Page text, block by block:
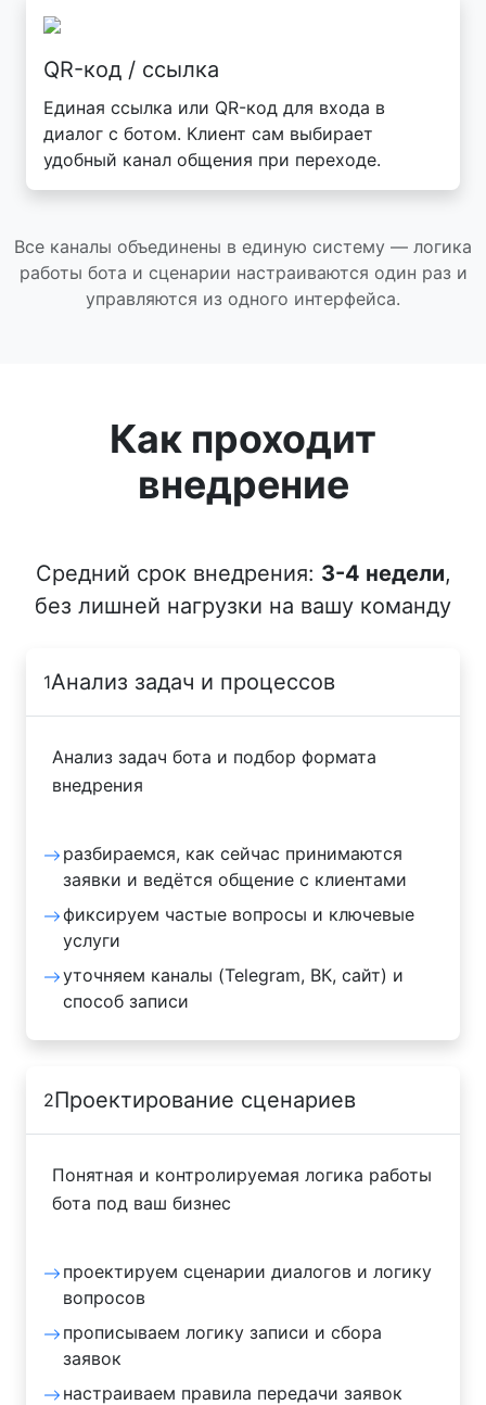
QR-код / ссылка
Единая ссылка или QR-код для входа в
диалог с ботом. Клиент сам выбирает
удобный канал общения при переходе.
Все каналы объединены в единую систему — логика
работы бота и сценарии настраиваются один раз и
управляются из одного интерфейса.
Как проходит
внедрение
Средний срок внедрения: 3-4 недели,
без лишней нагрузки на вашу команду
1Анализ задач и процессов
Анализ задач бота и подбор формата
внедрения
разбираемся, как сейчас принимаются
заявки и ведётся общение с клиентами
фиксируем частые вопросы и ключевые
услуги
уточняем каналы (Telegram, ВК, сайт) и
способ записи
2Проектирование сценариев
Понятная и контролируемая логика работы
бота под ваш бизнес
проектируем сценарии диалогов и логику
вопросов
прописываем логику записи и сбора
заявок
настраиваем правила передачи заявок